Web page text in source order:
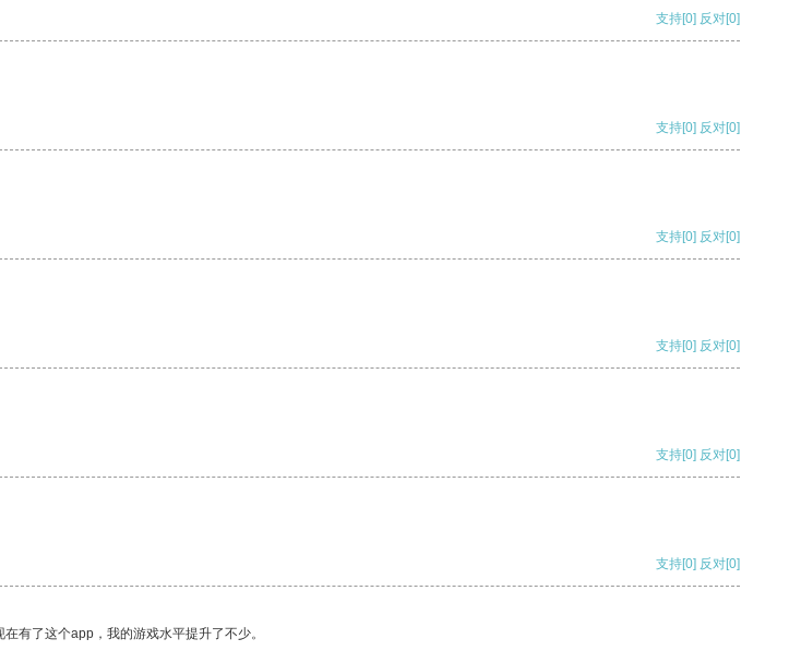
支持[0] 反对[0]
支持[0] 反对[0]
支持[0] 反对[0]
支持[0] 反对[0]
支持[0] 反对[0]
支持[0] 反对[0]
有了这个app，我的游戏水平提升了不少。